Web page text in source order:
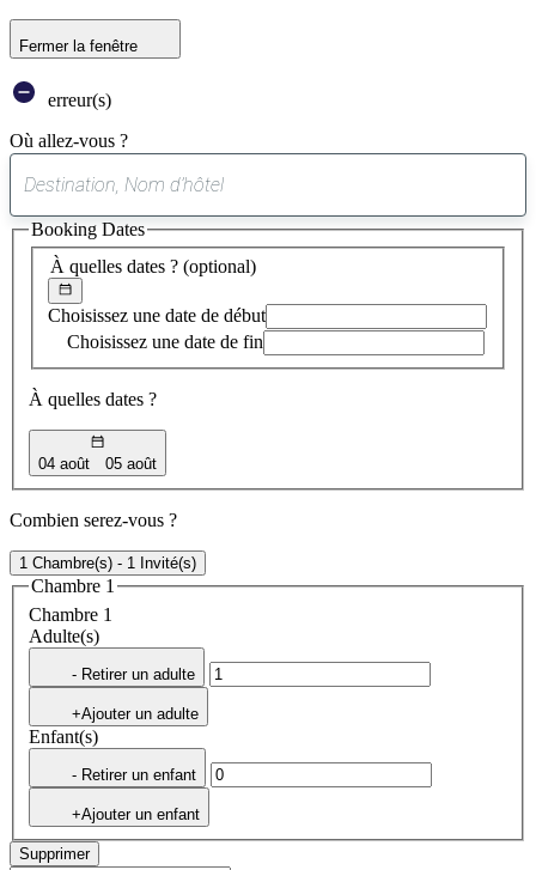
Fermer la fenêtre
erreur(s)
Où allez-vous ?
suggestion
trouvée
À quelles dates ? (optional)
Choisissez une date de début
Choisissez une date de fin
À quelles dates ?
04 août 05 août
Booking Dates
Combien serez-vous ?
1 Chambre(s) - 1 Invité(s)
Chambre 1
Chambre 1
Adulte(s)
- Retirer un adulte
+Ajouter un adulte
Enfant(s)
- Retirer un enfant
+Ajouter un enfant
Supprimer